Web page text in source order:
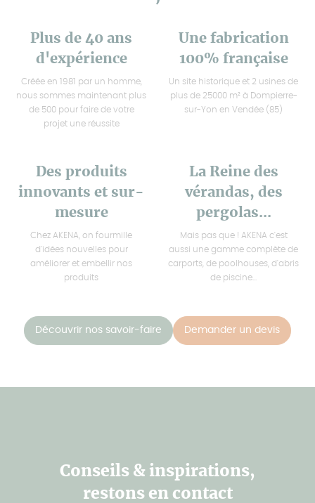
Plus de 40 ans
d'expérience
Créée en 1981 par un homme,
nous sommes maintenant plus
de 500 pour faire de votre
projet une réussite
Une fabrication
100% française
Un site historique et 2 usines de
plus de 25000 m² à Dompierre-
sur-Yon en Vendée (85)
Des produits
innovants et sur-
mesure
Chez AKENA, on fourmille
d'idées nouvelles pour
améliorer et embellir nos
produits
La Reine des
vérandas, des
pergolas...
Mais pas que ! AKENA c'est
aussi une gamme complète de
carports, de poolhouses, d'abris
de piscine...
Découvrir nos savoir-faire Demander un devis
Conseils & inspirations,
restons en contact